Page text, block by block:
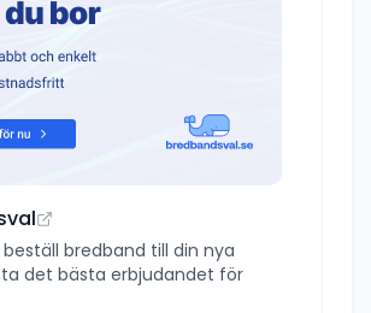
bredband till din nya
det bästa erbjudandet för